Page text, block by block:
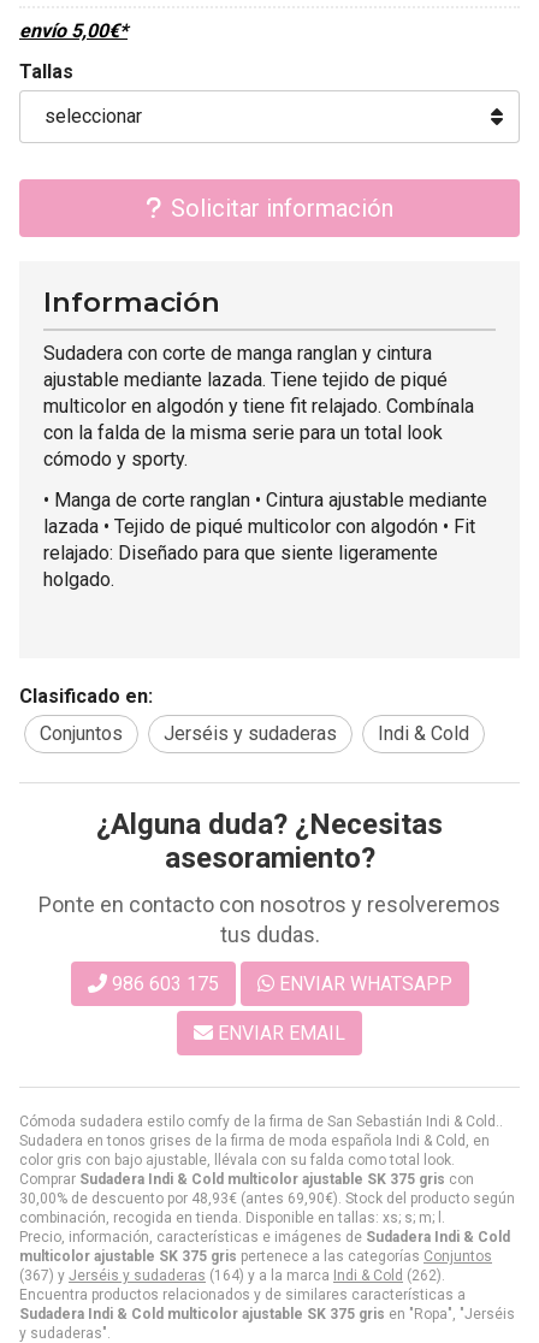
envío 5,00€*
Tallas
Solicitar información
Cómoda sudadera estilo comfy de la firma de San Sebastián Indi & Cold..
Sudadera en tonos grises de la firma de moda española Indi & Cold, en
color gris con bajo ajustable, llévala con su falda como total look.
Comprar Sudadera Indi & Cold multicolor ajustable SK 375 gris con
30,00% de descuento por 48,93€ (antes 69,90€). Stock del producto según
combinación, recogida en tienda. Disponible en tallas: xs; s; m; l.
Precio, información, características e imágenes de Sudadera Indi & Cold
multicolor ajustable SK 375 gris pertenece a las categorías Conjuntos
(367) y Jerséis y sudaderas (164) y a la marca Indi & Cold (262).
Encuentra productos relacionados y de similares características a
Sudadera Indi & Cold multicolor ajustable SK 375 gris en "Ropa", "Jerséis
y sudaderas".
Información
Sudadera con corte de manga ranglan y cintura
ajustable mediante lazada. Tiene tejido de piqué
multicolor en algodón y tiene fit relajado. Combínala
con la falda de la misma serie para un total look
cómodo y sporty.
• Manga de corte ranglan • Cintura ajustable mediante
lazada • Tejido de piqué multicolor con algodón • Fit
relajado: Diseñado para que siente ligeramente
holgado.
Clasificado en:
Conjuntos
Jerséis y sudaderas Indi & Cold
¿Alguna duda? ¿Necesitas
asesoramiento?
Ponte en contacto con nosotros y resolveremos
tus dudas.
986 603 175 ENVIAR WHATSAPP
ENVIAR EMAIL